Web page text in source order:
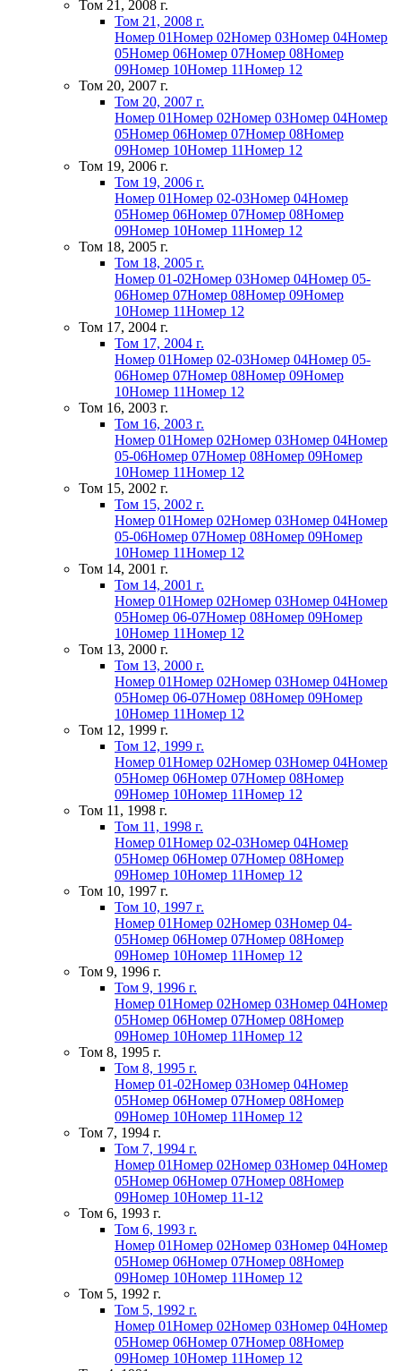
Том 21, 2008 г.
Том 21, 2008 г.
Номер 01Номер 02Номер 03Номер 04Номер
05Номер 06Номер 07Номер 08Номер
09Номер 10Номер 11Номер 12
Том 20, 2007 г.
Том 20, 2007 г.
Номер 01Номер 02Номер 03Номер 04Номер
05Номер 06Номер 07Номер 08Номер
09Номер 10Номер 11Номер 12
Том 19, 2006 г.
Том 19, 2006 г.
Номер 01Номер 02-03Номер 04Номер
05Номер 06Номер 07Номер 08Номер
09Номер 10Номер 11Номер 12
Том 18, 2005 г.
Том 18, 2005 г.
Номер 01-02Номер 03Номер 04Номер 05-
06Номер 07Номер 08Номер 09Номер
10Номер 11Номер 12
Том 17, 2004 г.
Том 17, 2004 г.
Номер 01Номер 02-03Номер 04Номер 05-
06Номер 07Номер 08Номер 09Номер
10Номер 11Номер 12
Том 16, 2003 г.
Том 16, 2003 г.
Номер 01Номер 02Номер 03Номер 04Номер
05-06Номер 07Номер 08Номер 09Номер
10Номер 11Номер 12
Том 15, 2002 г.
Том 15, 2002 г.
Номер 01Номер 02Номер 03Номер 04Номер
05-06Номер 07Номер 08Номер 09Номер
10Номер 11Номер 12
Том 14, 2001 г.
Том 14, 2001 г.
Номер 01Номер 02Номер 03Номер 04Номер
05Номер 06-07Номер 08Номер 09Номер
10Номер 11Номер 12
Том 13, 2000 г.
Том 13, 2000 г.
Номер 01Номер 02Номер 03Номер 04Номер
05Номер 06-07Номер 08Номер 09Номер
10Номер 11Номер 12
Том 12, 1999 г.
Том 12, 1999 г.
Номер 01Номер 02Номер 03Номер 04Номер
05Номер 06Номер 07Номер 08Номер
09Номер 10Номер 11Номер 12
Том 11, 1998 г.
Том 11, 1998 г.
Номер 01Номер 02-03Номер 04Номер
05Номер 06Номер 07Номер 08Номер
09Номер 10Номер 11Номер 12
Том 10, 1997 г.
Том 10, 1997 г.
Номер 01Номер 02Номер 03Номер 04-
05Номер 06Номер 07Номер 08Номер
09Номер 10Номер 11Номер 12
Том 9, 1996 г.
Том 9, 1996 г.
Номер 01Номер 02Номер 03Номер 04Номер
05Номер 06Номер 07Номер 08Номер
09Номер 10Номер 11Номер 12
Том 8, 1995 г.
Том 8, 1995 г.
Номер 01-02Номер 03Номер 04Номер
05Номер 06Номер 07Номер 08Номер
09Номер 10Номер 11Номер 12
Том 7, 1994 г.
Том 7, 1994 г.
Номер 01Номер 02Номер 03Номер 04Номер
05Номер 06Номер 07Номер 08Номер
09Номер 10Номер 11-12
Том 6, 1993 г.
Том 6, 1993 г.
Номер 01Номер 02Номер 03Номер 04Номер
05Номер 06Номер 07Номер 08Номер
09Номер 10Номер 11Номер 12
Том 5, 1992 г.
Том 5, 1992 г.
Номер 01Номер 02Номер 03Номер 04Номер
05Номер 06Номер 07Номер 08Номер
09Номер 10Номер 11Номер 12